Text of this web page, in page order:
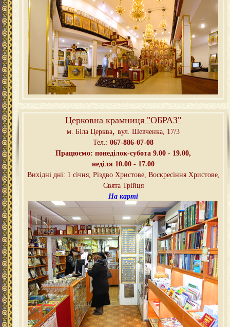
Церковна крамниця "ОБРАЗ"
м. Біла Церква, вул. Шевченка, 17/3
Тел.: 067-886-07-08
Працюємо: понеділок-субота 9.00 - 19.00,
неділя 10.00 - 17.00
Вихідні дні: 1 січня, Різдво Христове, Воскресіння Христове,
Свята Трійця
На карті